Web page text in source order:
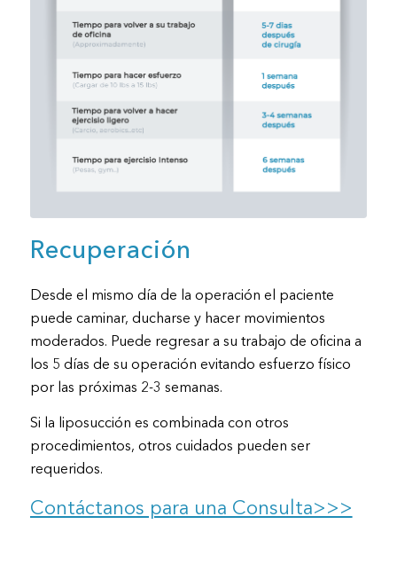
Recuperación
Desde el mismo día de la operación el paciente
puede caminar, ducharse y hacer movimientos
moderados. Puede regresar a su trabajo de oficina a
los 5 días de su operación evitando esfuerzo físico
por las próximas 2-3 semanas.
Si la liposucción es combinada con otros
procedimientos, otros cuidados pueden ser
requeridos.
Contáctanos para una Consulta>>>